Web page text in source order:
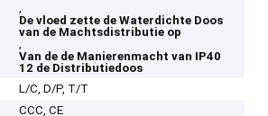
,
De vloed zette de Waterdichte Doos
van de Machtsdistributie op
,
Van de de Manierenmacht van IP40
12 de Distributiedoos
L/C, D/P, T/T
CCC, CE